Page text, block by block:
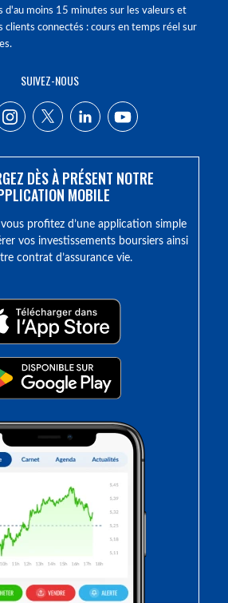
d'au moins 15 minutes sur les valeurs et
clients connectés : cours en temps réel sur
SUIVEZ-NOUS
DÈS À PRÉSENT NOTRE
MOBILE
profitez d’une application simple
vos investissements boursiers ainsi
contrat d’assurance vie.